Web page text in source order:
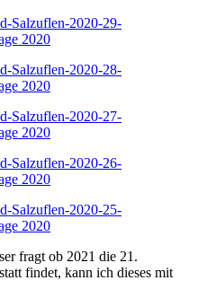
fragt ob 2021 die 21.
findet, kann ich dieses mit